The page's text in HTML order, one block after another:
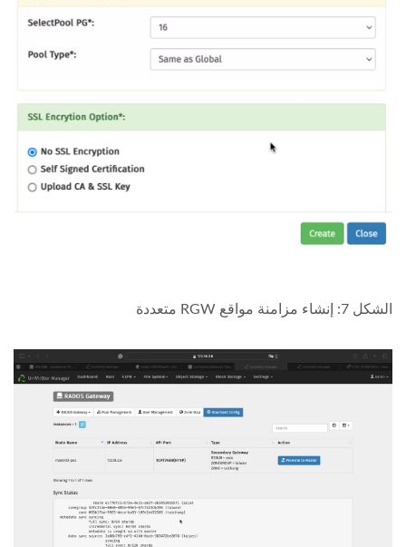
الشكل 7: إنشاء مزامنة مواقع RGW متعددة